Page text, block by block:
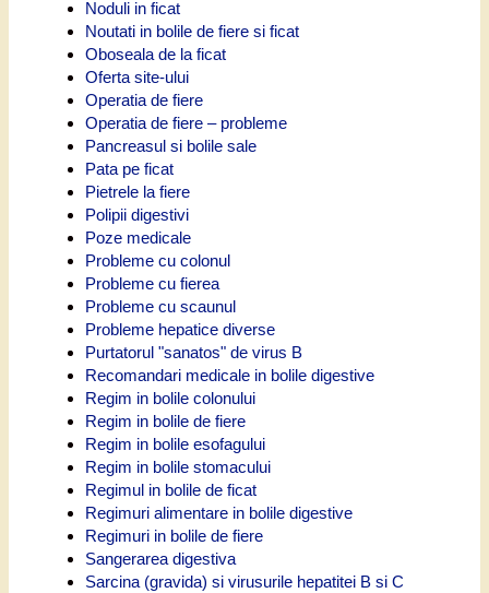
Noduli in ficat
Noutati in bolile de fiere si ficat
Oboseala de la ficat
Oferta site-ului
Operatia de fiere
Operatia de fiere – probleme
Pancreasul si bolile sale
Pata pe ficat
Pietrele la fiere
Polipii digestivi
Poze medicale
Probleme cu colonul
Probleme cu fierea
Probleme cu scaunul
Probleme hepatice diverse
Purtatorul "sanatos" de virus B
Recomandari medicale in bolile digestive
Regim in bolile colonului
Regim in bolile de fiere
Regim in bolile esofagului
Regim in bolile stomacului
Regimul in bolile de ficat
Regimuri alimentare in bolile digestive
Regimuri in bolile de fiere
Sangerarea digestiva
Sarcina (gravida) si virusurile hepatitei B si C